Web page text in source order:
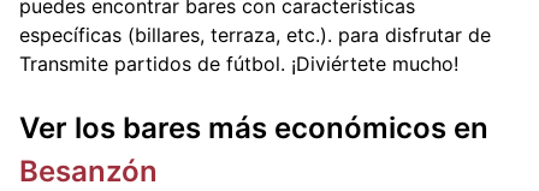
puedes encontrar bares con características
específicas (billares, terraza, etc.). para disfrutar de
Transmite partidos de fútbol. ¡Diviértete mucho!
Ver los bares más económicos en
Besanzón